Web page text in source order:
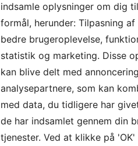
indsamle oplysninger om dig
formål, herunder: Tilpasning af
bedre brugeroplevelse,
statistik og marketing. Disse
kan blive delt med
analysepartnere, som kan
med data, du tidligere har
de har indsamlet gennem din
tjenester. Ved at klikke på